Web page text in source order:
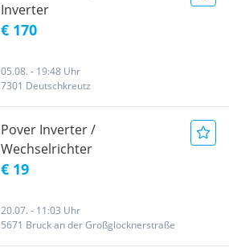
Inverter
€ 170
05.08. - 19:48 Uhr
7301 Deutschkreutz
Pover Inverter /
Wechselrichter
€ 19
20.07. - 11:03 Uhr
5671 Bruck an der Großglocknerstraße